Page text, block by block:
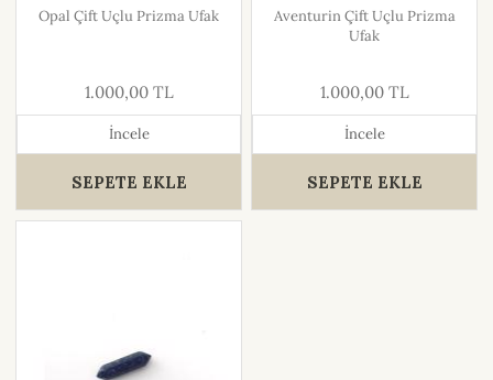
Opal Çift Uçlu Prizma Ufak
1.000,00 TL
İncele
SEPETE EKLE
Aventurin Çift Uçlu Prizma
Ufak
1.000,00 TL
İncele
SEPETE EKLE